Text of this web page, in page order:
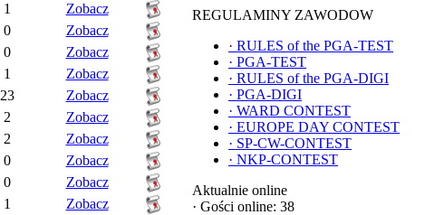
1
Zobacz
0
Zobacz
0
Zobacz
1
Zobacz
23
Zobacz
2
Zobacz
2
Zobacz
0
Zobacz
0
Zobacz
1 Zobacz
REGULAMINY ZAWODOW
· RULES of the PGA-TEST
· PGA-TEST
· RULES of the PGA-DIGI
· PGA-DIGI
· WARD CONTEST
· EUROPE DAY CONTEST
· SP-CW-CONTEST
· NKP-CONTEST
Aktualnie online
· Gości online: 38